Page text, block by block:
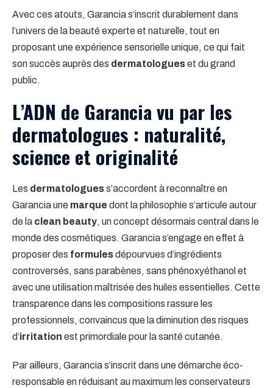
Avec ces atouts, Garancia s’inscrit durablement dans
l’univers de la beauté experte et naturelle, tout en
proposant une expérience sensorielle unique, ce qui fait
son succès auprès des dermatologueset du grand
public.
L’ADN de Garancia vu par les
dermatologues : naturalité,
science et originalité
Les dermatologuess’accordent à reconnaître en
Garancia une marque dont la philosophie s’articule autour
de la clean beauty, un concept désormais central dans le
monde des cosmétiques. Garancia s’engage en effet à
proposer des formulesdépourvues d’ingrédients
controversés, sans parabènes, sans phénoxyéthanol et
avec une utilisation maîtrisée des huiles essentielles. Cette
transparence dans les compositions rassure les
professionnels, convaincus que la diminution des risques
d’irritation est primordiale pour la santé cutanée.
Par ailleurs, Garancia s’inscrit dans une démarche éco-
responsable en réduisant au maximum les conservateurs